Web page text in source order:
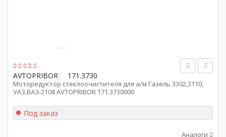
AVTOPRIBOR 171.3730
Моторедуктор стеклоочистителя для а/м Газель 3302,3110,
УАЗ,ВАЗ-2108 AVTOPRIBOR 171.3730000
Под заказ
Аналоги